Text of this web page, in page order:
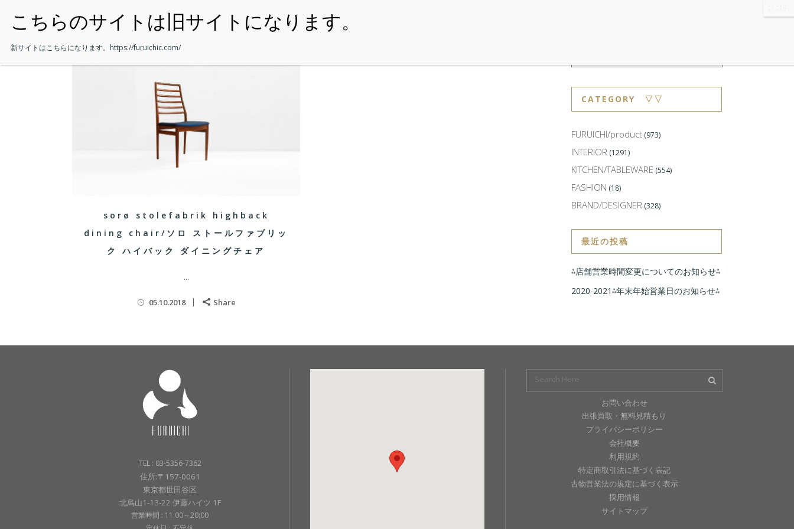
・HOME ・ITEM ・SHOPPING-GUIDE
sorø stolefabrik highback
dining chair/ソロ ストールファブリッ
ク ハイバック ダイニングチェア
...
05.10.2018 Share
CATEGORY ▽▽
FURUICHI/product (973)
INTERIOR (1291)
KITCHEN/TABLEWARE (554)
FASHION (18)
BRAND/DESIGNER (328)
最近の投稿
⁂店舗営業時間変更についてのお知らせ⁂
2020-2021⁂年末年始営業日のお知らせ⁂
TEL : 03-5356-7362
住所:〒157-0061
東京都世田谷区
北烏山1-13-22 伊藤ハイツ 1F
営業時間 : 11:00～20:00
お問い合わせ
出張買取・無料見積もり
プライバシーポリシー
会社概要
利用規約
特定商取引法に基づく表記
古物営業法の規定に基づく表示
採用情報
サイトマップ
新サイトはこちらになります。 https://furuichic.com/